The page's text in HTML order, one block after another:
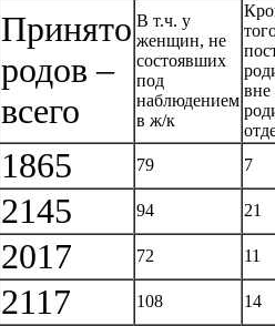
Принято
родов –
всего
В т.ч. у
женщин, не
состоявших
под
наблюдением
в ж/к
вне
1865 79 7
2145 94 21
2017 72 11
2117 108 14